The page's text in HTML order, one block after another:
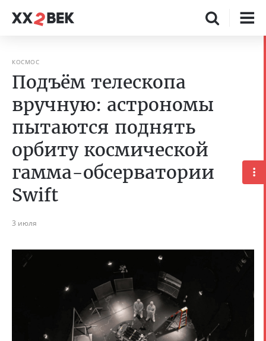
КОСМОС
Подъём телескопа
вручную: астрономы
пытаются поднять
орбиту космической
гамма-обсерватории
Swift
3 июля